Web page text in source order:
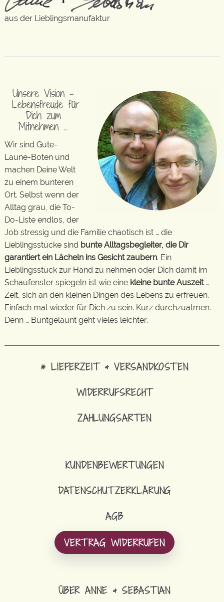
aus der Lieblingsmanufaktur
Unsere Vision –
Lebensfreude für
Dich zum
Mitnehmen …
Wir sind Gute-
Laune-Boten und
machen Deine Welt
zu einem bunteren
Ort. Selbst wenn der
Alltag grau, die To-
Do-Liste endlos, der
Job stressig und die Familie chaotisch ist … die
Lieblingsstücke sind bunte Alltagsbegleiter, die Dir
garantiert ein Lächeln ins Gesicht zaubern. Ein
Lieblingsstück zur Hand zu nehmen oder Dich damit im
Schaufenster spiegeln ist wie eine kleine bunte Auszeit…
Zeit, sich an den kleinen Dingen des Lebens zu erfreuen.
Einfach mal wieder für Dich zu sein. Kurz durchzuatmen.
Denn … Buntgelaunt geht vieles leichter.
* LIEFERZEIT & VERSANDKOSTEN
WIDERRUFSRECHT
ZAHLUNGSARTEN
KUNDENBEWERTUNGEN
DATENSCHUTZERKLÄRUNG
AGB
VERTRAG WIDERRUFEN
ÜBER ANNE & SEBASTIAN